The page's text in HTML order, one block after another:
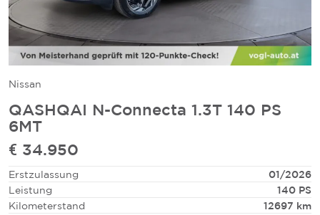
Nissan
QASHQAI N-Connecta 1.3T 140 PS
6MT
€ 34.950
Erstzulassung
01/2026
Leistung
140 PS
Kilometerstand
12697 km